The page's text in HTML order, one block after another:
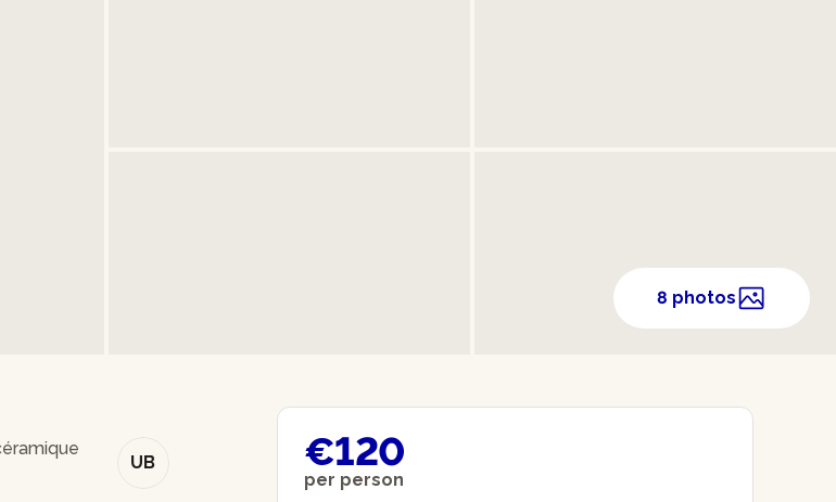
8 photos
UB €120
per person